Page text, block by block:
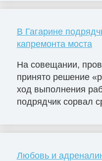
В Гагарине
капремонта моста
На совещании,
принято решение
ход выполнения
подрядчик сорвал
Любовь и